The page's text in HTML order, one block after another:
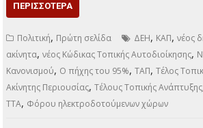
ΠΕΡΙΣΣΌΤΕΡΑ
Πολιτική, Πρώτη σελίδα ΔΕΗ, ΚΑΠ,νέος
ακίνητα,νέος Κώδικας Τοπικής Αυτοδιοίκησης,
Κανονισμού, Ο πήχης του 95%,ΤΑΠ,Τέλος
Ακίνητης Περιουσίας,Τέλους Τοπικής Ανάπτυξης
ΤΤΑ, Φόρου ηλεκτροδοτούμενων χώρων